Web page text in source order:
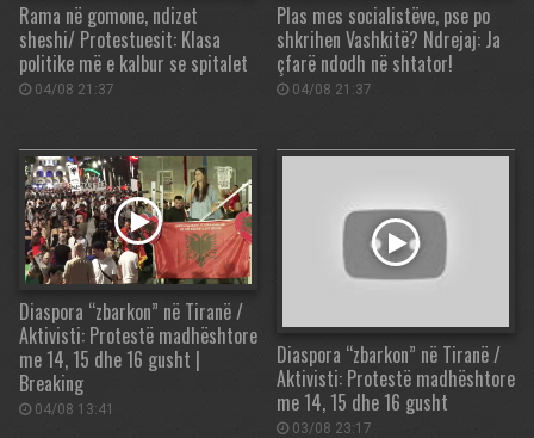
Rama në gomone, ndizet
sheshi/ Protestuesit: Klasa
politike më e kalbur se spitalet
04/08 21:37
Plas mes socialistëve, pse po
shkrihen Vashkitë? Ndrejaj: Ja
çfarë ndodh në shtator!
04/08 21:37
Diaspora “zbarkon” në Tiranë /
Aktivisti: Protestë madhështore
me 14, 15 dhe 16 gusht |
Breaking
04/08 13:41
Diaspora “zbarkon” në Tiranë /
Aktivisti: Protestë madhështore
me 14, 15 dhe 16 gusht
03/08 23:17